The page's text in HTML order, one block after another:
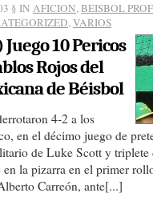
§ IN AFICION,BEISBOL
,VARIOS
10 Pericos
Rojos del
de Béisbol
4-2 a los
en el décimo juego de
de Luke Scott y
en la pizarra en el primer
Carreón, ante[...]